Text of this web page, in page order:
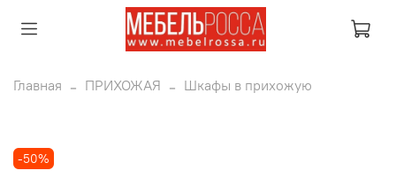
Главная ПРИХОЖАЯ Шкафы в прихожую
-50%